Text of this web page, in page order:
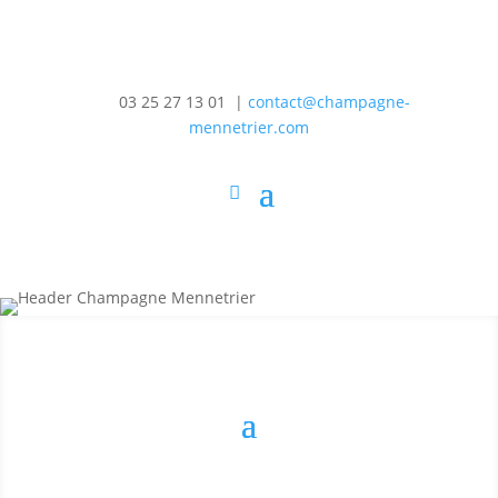
03 25 27 13 01 | contact@champagne-
mennetrier.com